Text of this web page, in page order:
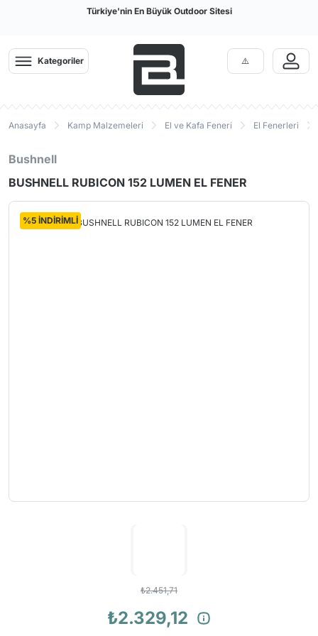
Türkiye'nin En Büyük Outdoor Sitesi
Kategoriler
Anasayfa Kamp Malzemeleri El ve Kafa Feneri El Fenerleri
Bushnell
BUSHNELL RUBICON 152 LUMEN EL FENER
%5 İNDİRİMLİ
₺2.451,71
₺2.329,12